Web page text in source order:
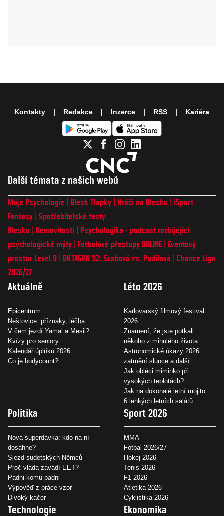
Další témata z našich webů
Moje Psychologie Blesk Tlapky Hráči na Blesku
iSport
Fantasy Spotřebitelské testy
Blesku
Nemovitosti
Psychologika - podcast rozbíjející
psychologické mýty
Fotbalové přestupy ONLINE
Eventový
prostor Level 9 OKTAGON 92: Szabová vs. Pudilová
Chance Liga
2026/27
Aktuálně
Epicentrum
Neštovice: příznaky, léčba
V čem jezdí Yamal a Mesii?
Kvízy pro seniory
Kalendář úplňků 2026
Co je bodycount?
Léto 2026
Karlovarský filmový festival
2026
Znamení, že jste potkali
někoho z minulého života
Astronomické úkazy 2026:
zatmění slunce a další
Jak obléci miminko při
vysokých teplotách?
Jak na dokonalé letní mojito
6 lehkých letních salátů
Politika
Nová superdávka: kdo na ní
dosáhne?
Sjezd sudetských Němců
Proč vláda zavádí EET?
Padni komu padni
Výpověď z práce vzor
Divoký kačer
Sport 2026
MMA
Fotbal 2026/27
Hokej 2026
Tenis 2026
F1 2026
Atletika 2026
Cyklistika 2026
Technologie Ekonomika
Kontakty Redakce Inzerce RSS Kariéra